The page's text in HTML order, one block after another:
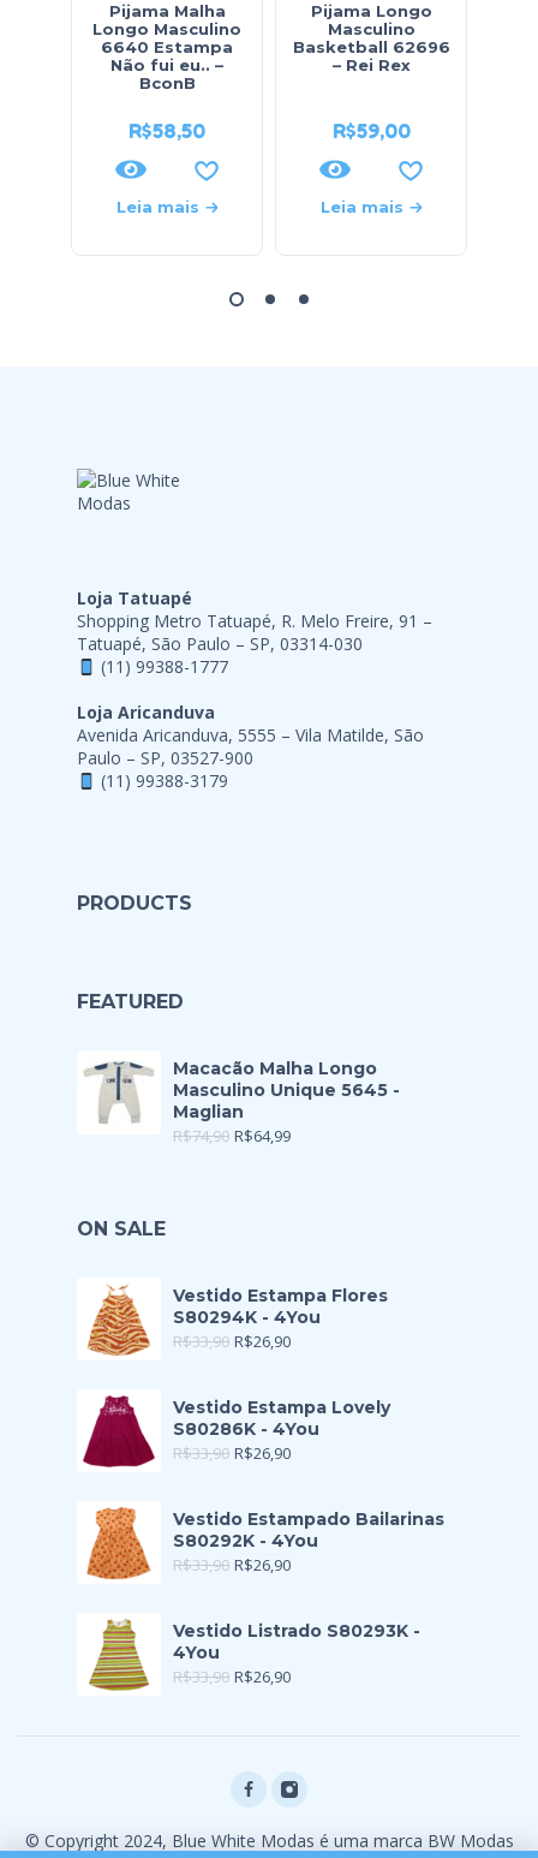
Pijama Malha
Longo Masculino
6640 Estampa
Não fui eu.. –
BconB
R$58,50
Leia mais
Pijama Longo
Masculino
Basketball 62696
– Rei Rex
R$59,00
Leia mais
Loja Tatuapé
Shopping Metro Tatuapé, R. Melo Freire, 91 –
Tatuapé, São Paulo – SP, 03314-030
(11) 99388-1777
Loja Aricanduva
Avenida Aricanduva, 5555 – Vila Matilde, São
Paulo – SP, 03527-900
(11) 99388-3179
PRODUCTS
FEATURED
Macacão Malha Longo
Masculino Unique 5645 -
Maglian
R$74,90 R$64,99
ON SALE
Vestido Estampa Flores
S80294K - 4You
R$33,90 R$26,90
Vestido Estampa Lovely
S80286K - 4You
R$33,90 R$26,90
Vestido Estampado Bailarinas
S80292K - 4You
R$33,90 R$26,90
Vestido Listrado S80293K -
4You
R$33,90 R$26,90
© Copyright 2024, Blue White Modas é uma marca BW Modas